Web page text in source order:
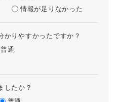
情報が足りなかった
かりやすかったですか？
普通
したか？